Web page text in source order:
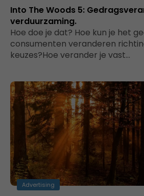
Into The Woods 5:
verduurzaming.
Hoe doe je dat? Hoe kun je het
consumenten veranderen
keuzes?Hoe verander je vast…
Advertising